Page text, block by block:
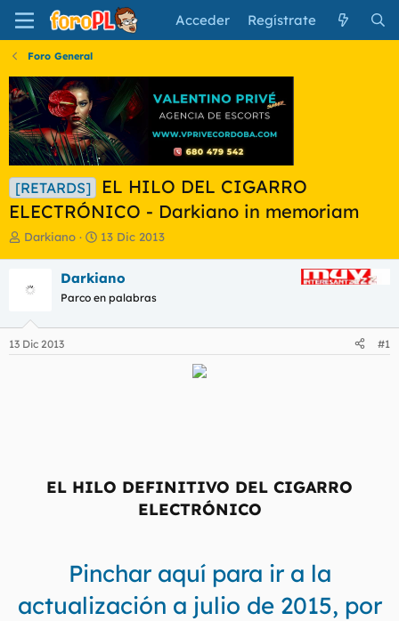
Acceder Regístrate
Foro General
[RETARDS]
EL HILO DEL CIGARRO
ELECTRÓNICO - Darkiano in memoriam
I
c
d
o
Darkiano
F
h
a
e
13 Dic 2013
Darkiano
Parco en palabras
13 Dic 2013 #1
EL HILO DEFINITIVO DEL CIGARRO
ELECTRÓNICO
Pinchar aquí para ir a la
actualización a julio de 2015, por